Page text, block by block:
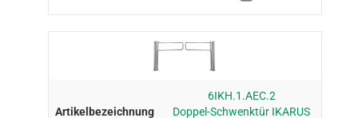
6IKH.1.AEC.2
Doppel-Schwenktür IKARUS